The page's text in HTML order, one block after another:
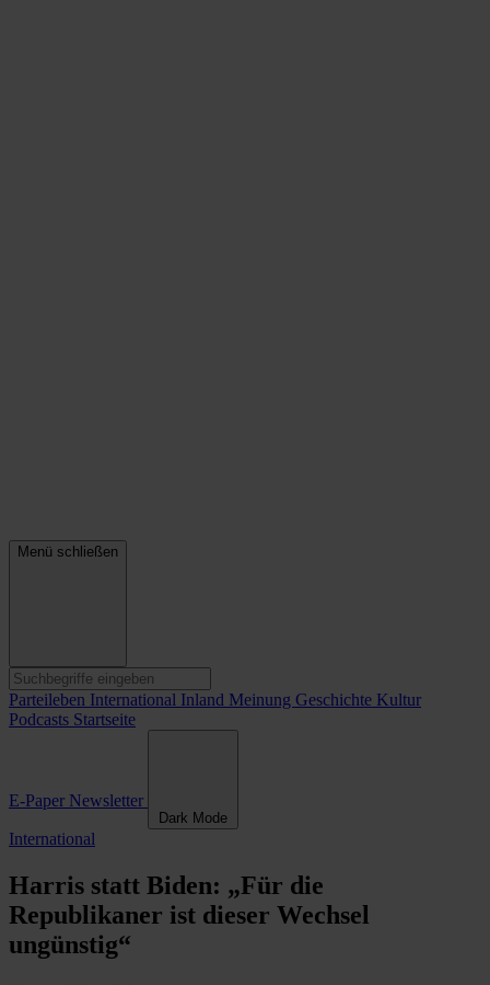
Menü schließen
Parteileben International Inland Meinung Geschichte Kultur
Podcasts Startseite
E-Paper Newsletter
Dark Mode
International
Harris statt Biden: „Für die
Republikaner ist dieser Wechsel
ungünstig“